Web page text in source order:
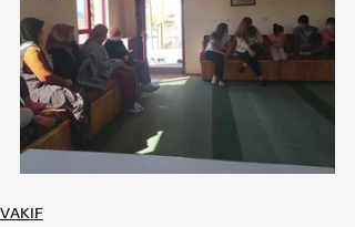
VAKIF